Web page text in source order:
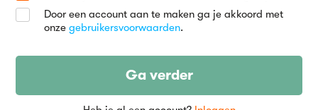
Door een account aan te maken ga je akkoord met
onzegebruikersvoorwaarden.
Ga verder